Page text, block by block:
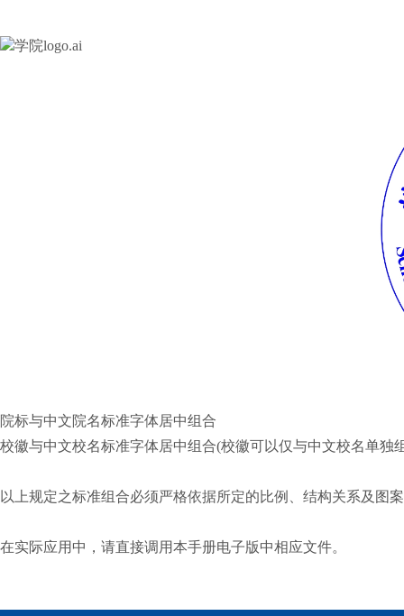
学院logo.ai
院标与中文院名标准字体居中组合
校徽与中文校名标准字体居中组合(校徽可以仅与中文校名单
以上规定之标准组合必须严格依据所定的比例、结构关系及图
在实际应用中，请直接调用本手册电子版中相应文件。